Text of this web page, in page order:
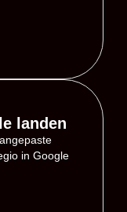
landen
in Google